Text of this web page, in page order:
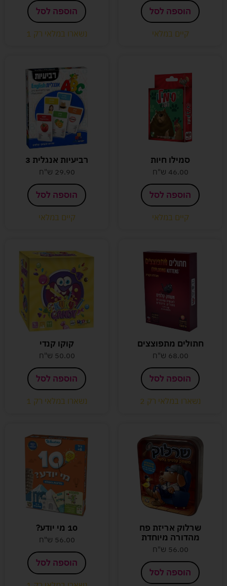
הוספה לסל
קיים במלאי
הוספה לסל
נשארו במלאי רק 1
סמילו חיות
46.00 ש"ח
הוספה לסל
קיים במלאי
רביעיות אנגלית 3
29.90 ש"ח
הוספה לסל
קיים במלאי
חתולים מתפוצצים
68.00 ש"ח
הוספה לסל
נשארו במלאי רק 2
קוקו קנדי
50.00 ש"ח
הוספה לסל
נשארו במלאי רק 1
שרלוק אריזת פח
מהדורה מיוחדת
56.00 ש"ח
הוספה לסל
10 מי יודע?
56.00 ש"ח
הוספה לסל